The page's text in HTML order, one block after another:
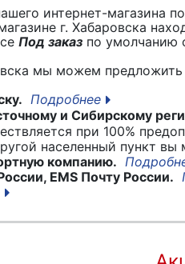
интернет-магазина
г. Хабаровска
Под заказ по умолчанию
мы можем
Подробнее
и Сибирскому
при 100%
населенный пункт
компанию.
EMS Почту России.